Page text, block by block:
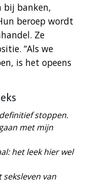
bij banken,
beroep wordt
Ze
“Als we
is het opeens
stoppen.
met mijn
het leek hier wel
van